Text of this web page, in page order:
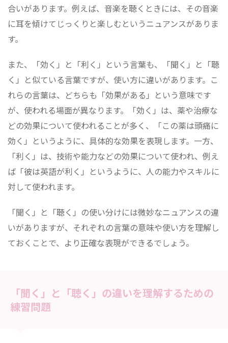
合いがあります。例えば、音楽を聴くときには、その音楽
に耳を傾けてじっくりと楽しむというニュアンスがありま
す。
また、「効く」と「利く」という言葉も、「聞く」と「聴
く」と似ている言葉ですが、使い方に違いがあります。こ
れらの言葉は、どちらも「効果がある」という意味です
が、使われる場面が異なります。「効く」は、薬や治療な
どの効果について使われることが多く、「この薬は頭痛に
効く」というように、具体的な効果を表現します。一方、
「利く」は、技術や能力などの効果について使われ、例え
ば「彼は英語が利く」というように、人の能力やスキルに
対して使われます。
「聞く」と「聴く」の使い分けには微妙なニュアンスの違
いがありますが、それぞれの言葉の意味や使い方を理解し
ておくことで、より正確な表現ができるでしょう。
「聞く」と「聴く」の違いを理解するための
練習問題